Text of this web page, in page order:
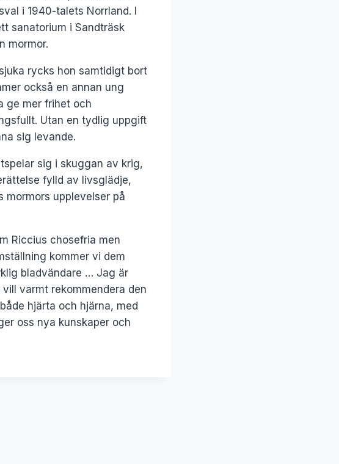
i 1940-talets Norrland. I
sanatorium i Sandträsk
mormor.
rycks hon samtidigt bort
också en annan ung
ge mer frihet och
Utan en tydlig uppgift
sig levande.
sig i skuggan av krig,
fylld av livsglädje,
mormors upplevelser på
Riccius chosefria men
kommer vi dem
bladvändare … Jag är
varmt rekommendera den
hjärta och hjärna, med
oss nya kunskaper och